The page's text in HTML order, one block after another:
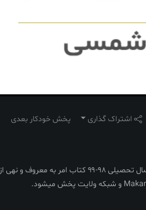
اشتراک گذاری پخش خودکار بعدی
برگزاری اولین جلسه درس خارج فقه آیت الله العظمی مکارم شیرازی در سال تحصیلی ۹۸-۹۹ کتاب امر به معروف و نهی از